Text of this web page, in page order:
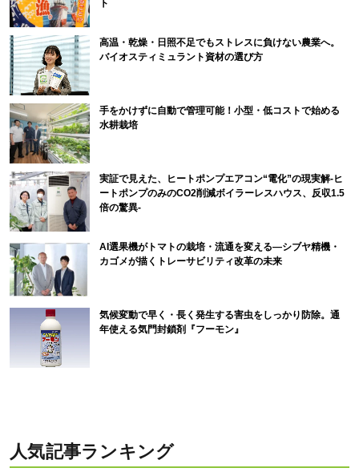
ト
高温・乾燥・日照不足でもストレスに負けない農業へ。
バイオスティミュラント資材の選び方
手をかけずに自動で管理可能！小型・低コストで始める
水耕栽培
実証で見えた、ヒートポンプエアコン“電化”の現実解-ヒ
ートポンプのみのCO2削減ボイラーレスハウス、反収1.5
倍の驚異-
AI選果機がトマトの栽培・流通を変える―シブヤ精機・
カゴメが描くトレーサビリティ改革の未来
気候変動で早く・長く発生する害虫をしっかり防除。通
年使える気門封鎖剤『フーモン』
人気記事ランキング